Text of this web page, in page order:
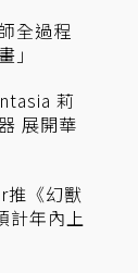
全過程
」
莉
展開華
《幻獸
計年內上